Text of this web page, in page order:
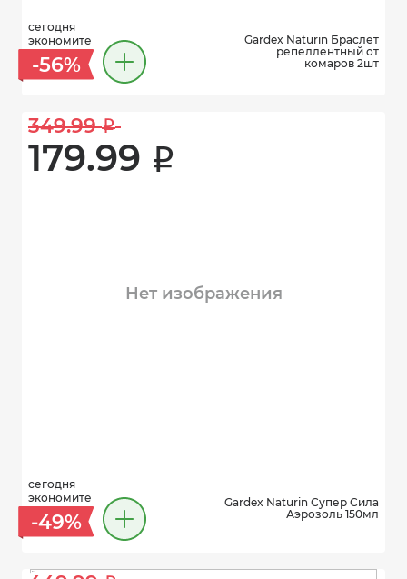
сегодня
экономите
-56%
Gardex Naturin Браслет
репеллентный от
комаров 2шт
349.99 i
179.99 i
Нет изображения
сегодня
экономите
-49%
Gardex Naturin Супер Сила
Аэрозоль 150мл